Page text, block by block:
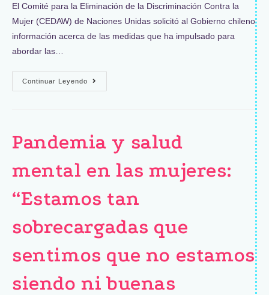
El Comité para la Eliminación de la Discriminación Contra la
Mujer (CEDAW) de Naciones Unidas solicitó al Gobierno chileno
información acerca de las medidas que ha impulsado para
abordar las…
Continuar Leyendo
Pandemia y salud
mental en las mujeres:
“Estamos tan
sobrecargadas que
sentimos que no estamos
siendo ni buenas